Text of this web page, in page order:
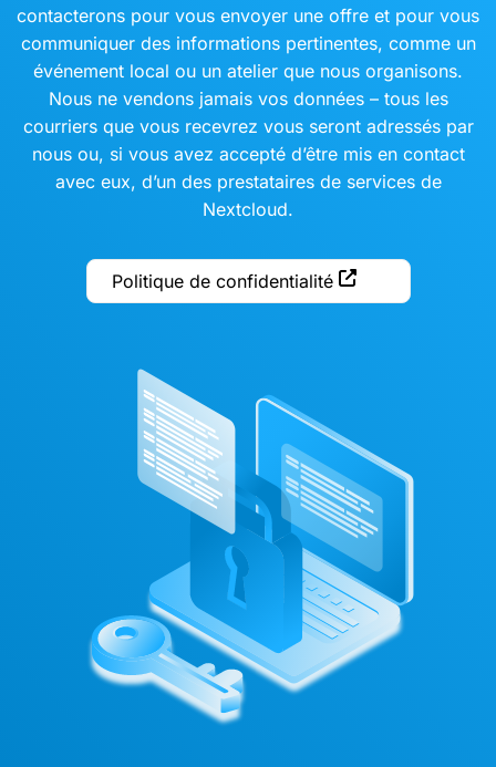
contacterons pour vous envoyer une offre et pour vous
communiquer des informations pertinentes, comme un
événement local ou un atelier que nous organisons.
Nous ne vendons jamais vos données – tous les
courriers que vous recevrez vous seront adressés par
nous ou, si vous avez accepté d’être mis en contact
avec eux, d’un des prestataires de services de
Nextcloud.
Politique de confidentialité